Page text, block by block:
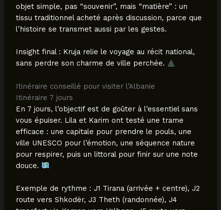
objet simple, pas “souvenir”, mais “matière” : un
tissu traditionnel acheté après discussion, parce que
l’histoire se transmet aussi par les gestes.
Insight final : Kruja relie le voyage au récit national,
sans perdre son charme de ville perchée.
Itinéraire conseillé pour visiter l’Albanie
Itinéraire 7 jours
En 7 jours, l’objectif est de goûter à l’essentiel sans
vous épuiser. Lila et Karim ont testé une trame
efficace : une capitale pour prendre le pouls, une
ville UNESCO pour l’émotion, une séquence nature
pour respirer, puis un littoral pour finir sur une note
douce.
Exemple de rythme : J1 Tirana (arrivée + centre), J2
route vers Shkodër, J3 Theth (randonnée), J4